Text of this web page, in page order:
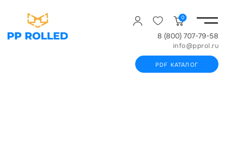
0
8 (800) 707-79-58
info@pprol.ru
PDF КАТАЛОГ